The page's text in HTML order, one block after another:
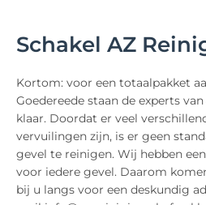
Schakel AZ
Kortom: voor een totaalpakket
Goedereede staan de experts
klaar. Doordat er veel
vervuilingen zijn, is er geen
gevel te reinigen. Wij hebben
voor iedere gevel. Daarom
bij u langs voor een deskundig